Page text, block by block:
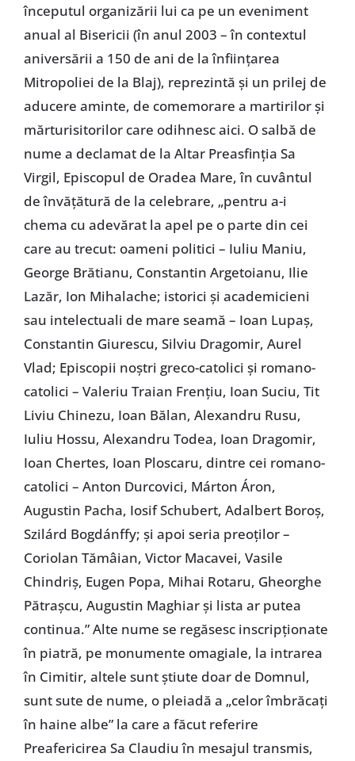
începutul organizării lui ca pe un eveniment
anual al Bisericii (în anul 2003 – în contextul
aniversării a 150 de ani de la înființarea
Mitropoliei de la Blaj), reprezintă și un prilej de
aducere aminte, de comemorare a martirilor și
mărturisitorilor care odihnesc aici. O salbă de
nume a declamat de la Altar Preasfinția Sa
Virgil, Episcopul de Oradea Mare, în cuvântul
de învățătură de la celebrare, „pentru a-i
chema cu adevărat la apel pe o parte din cei
care au trecut: oameni politici – Iuliu Maniu,
George Brătianu, Constantin Argetoianu, Ilie
Lazăr, Ion Mihalache; istorici și academicieni
sau intelectuali de mare seamă – Ioan Lupaș,
Constantin Giurescu, Silviu Dragomir, Aurel
Vlad; Episcopii noștri greco-catolici și romano-
catolici – Valeriu Traian Frențiu, Ioan Suciu, Tit
Liviu Chinezu, Ioan Bălan, Alexandru Rusu,
Iuliu Hossu, Alexandru Todea, Ioan Dragomir,
Ioan Chertes, Ioan Ploscaru, dintre cei romano-
catolici – Anton Durcovici, Márton Áron,
Augustin Pacha, Iosif Schubert, Adalbert Boroș,
Szilárd Bogdánffy; și apoi seria preoților –
Coriolan Tămâian, Victor Macavei, Vasile
Chindriș, Eugen Popa, Mihai Rotaru, Gheorghe
Pătrașcu, Augustin Maghiar și lista ar putea
continua.” Alte nume se regăsesc inscripționate
în piatră, pe monumente omagiale, la intrarea
în Cimitir, altele sunt știute doar de Domnul,
sunt sute de nume, o pleiadă a „celor îmbrăcați
în haine albe” la care a făcut referire
Preafericirea Sa Claudiu în mesajul transmis,